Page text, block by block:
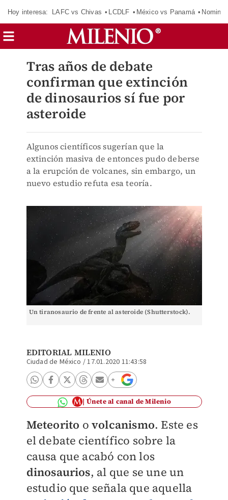
Hoy interesa: LAFC vs Chivas LCDLF México vs Panamá
Tras años de debate
confirman que extinción
de dinosaurios sí fue por
asteroide
Algunos científicos sugerían que la
extinción masiva de entonces pudo deberse
a la erupción de volcanes, sin embargo, un
nuevo estudio refuta esa teoría.
Un tiranosaurio de frente al asteroide (Shutterstock).
EDITORIAL MILENIO
Ciudad de México /17.01.2020 11:43:58
Únete al canal de Milenio
Meteorito o volcanismo. Este es
el debate científico sobre la
causa que acabó con los
dinosaurios, al que se une un
estudio que señala que aquella